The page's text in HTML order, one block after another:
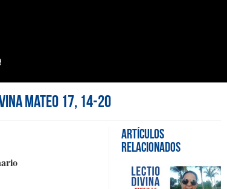
Mateo 17, 14-20
Artículos
Relacionados